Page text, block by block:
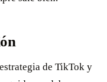
de TikTok y